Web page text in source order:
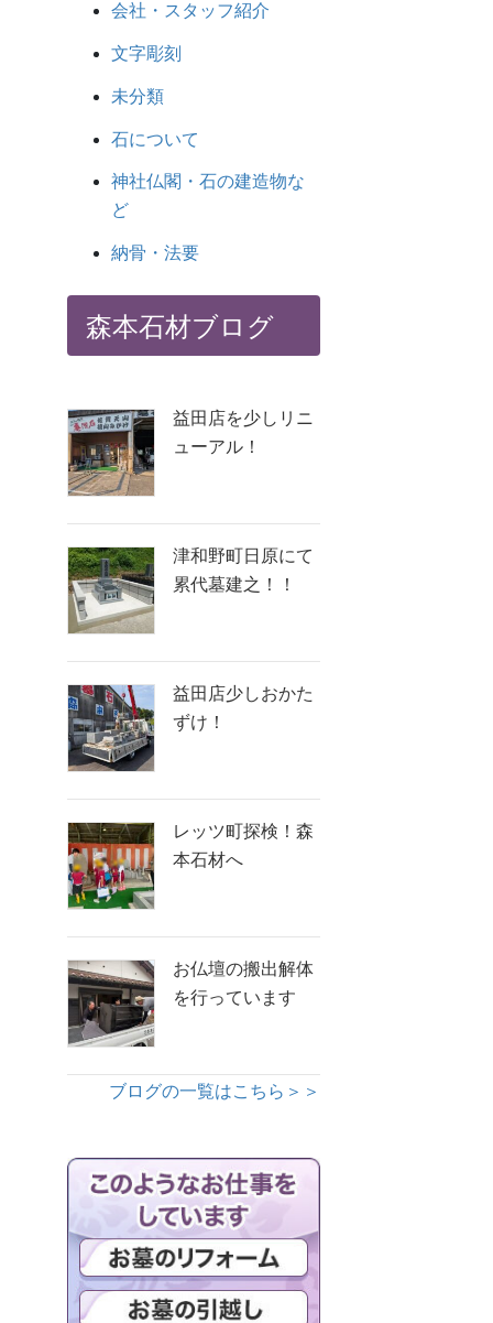
会社・スタッフ紹介
文字彫刻
未分類
石について
神社仏閣・石の建造物な
ど
納骨・法要
森本石材ブログ
益田店を少しリニ
ューアル！
津和野町日原にて
累代墓建之！！
益田店少しおかた
ずけ！
レッツ町探検！森
本石材へ
お仏壇の搬出解体
を行っています
ブログの一覧はこちら＞＞